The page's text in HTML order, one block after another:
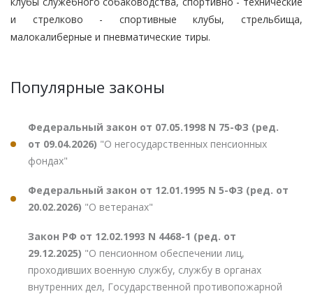
и стрелково - спортивные клубы, стрельбища,
малокалиберные и пневматические тиры.
Популярные законы
Федеральный закон от 07.05.1998 N 75-ФЗ (ред.
от 09.04.2026) "О негосударственных пенсионных
фондах"
Федеральный закон от 12.01.1995 N 5-ФЗ (ред. от
20.02.2026) "О ветеранах"
Закон РФ от 12.02.1993 N 4468-1 (ред. от
29.12.2025) "О пенсионном обеспечении лиц,
проходивших военную службу, службу в органах
внутренних дел, Государственной противопожарной